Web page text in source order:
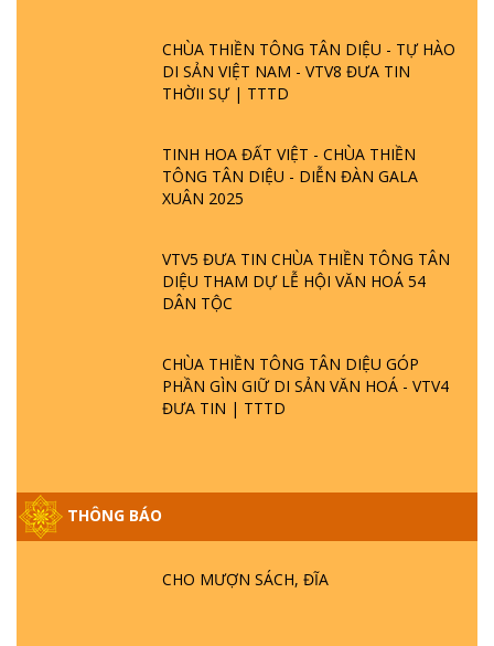
CHÙA THIỀN TÔNG TÂN DIỆU - TỰ HÀO
DI SẢN VIỆT NAM - VTV8 ĐƯA TIN
THỜII SỰ | TTTD
TINH HOA ĐẤT VIỆT - CHÙA THIỀN
TÔNG TÂN DIỆU - DIỄN ĐÀN GALA
XUÂN 2025
VTV5 ĐƯA TIN CHÙA THIỀN TÔNG TÂN
DIỆU THAM DỰ LỄ HỘI VĂN HOÁ 54
DÂN TỘC
CHÙA THIỀN TÔNG TÂN DIỆU GÓP
PHẦN GÌN GIỮ DI SẢN VĂN HOÁ - VTV4
ĐƯA TIN | TTTD
THÔNG BÁO
CHO MƯỢN SÁCH, ĐĨA
GIẢI ĐÁP ĐẶC BIỆT P25 - SUỐT 49 NĂM
PHẬT KHÔNG NÓI? HỘI LONG HOA LÀ